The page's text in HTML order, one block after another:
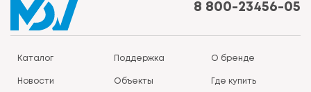
8 800-23456-05
Каталог Поддержка О бренде
Новости Объекты Где купить